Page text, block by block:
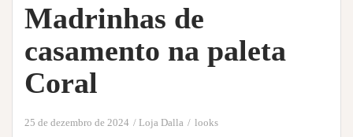
Madrinhas de
casamento na paleta
Coral
25 de dezembro de 2024 Loja Dalla looks